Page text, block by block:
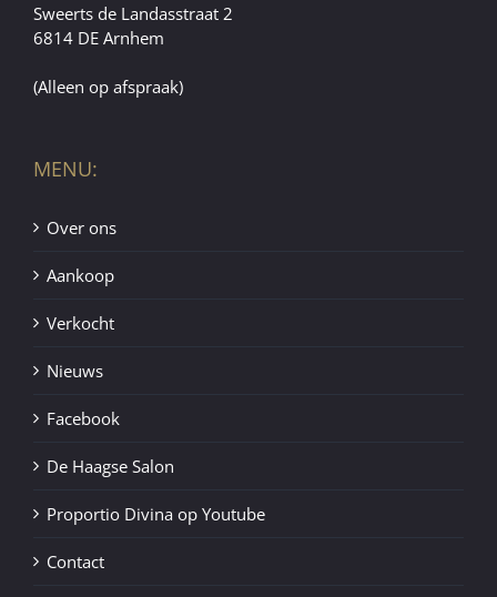
Sweerts de Landasstraat 2
6814 DE Arnhem
(Alleen op afspraak)
MENU:
Over ons
Aankoop
Verkocht
Nieuws
Facebook
De Haagse Salon
Proportio Divina op Youtube
Contact